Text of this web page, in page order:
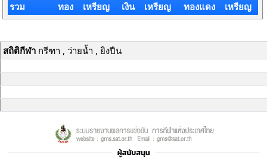
รวม
ทอง เหรียญ
เงิน เหรียญ
ทองแดง เหรียญ
สถิติกีฬากรีฑา , ว่ายน้ำ , ยิงปืน